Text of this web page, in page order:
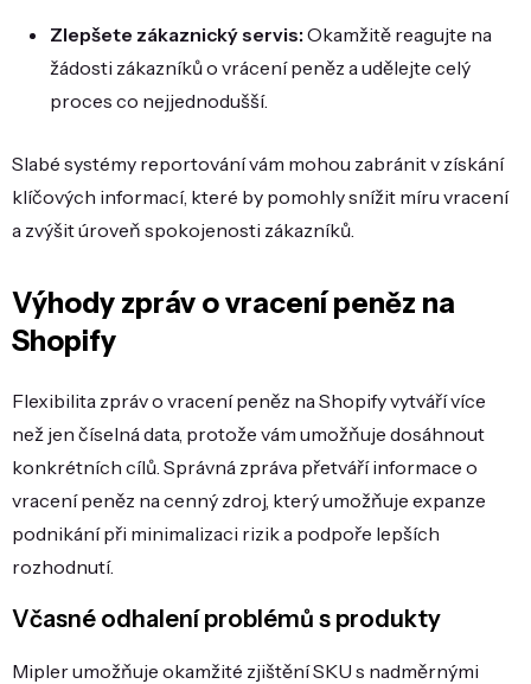
Zlepšete zákaznický servis: Okamžitě reagujte na
žádosti zákazníků o vrácení peněz a udělejte celý
proces co nejjednodušší.
Slabé systémy reportování vám mohou zabránit v získání
klíčových informací, které by pomohly snížit míru vracení
a zvýšit úroveň spokojenosti zákazníků.
Výhody zpráv o vracení peněz na
Shopify
Flexibilita zpráv o vracení peněz na Shopify vytváří více
než jen číselná data, protože vám umožňuje dosáhnout
konkrétních cílů. Správná zpráva přetváří informace o
vracení peněz na cenný zdroj, který umožňuje expanze
podnikání při minimalizaci rizik a podpoře lepších
rozhodnutí.
Včasné odhalení problémů s produkty
Mipler umožňuje okamžité zjištění SKU s nadměrnými